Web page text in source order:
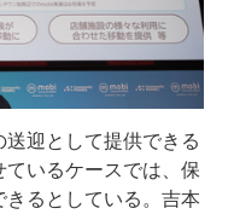
迎として提供できる
いるケースでは、保
るとしている。吉本